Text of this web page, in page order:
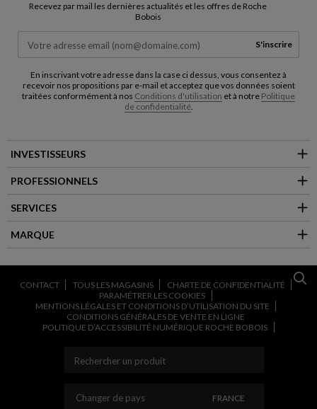
e
Recevez par mail les dernières actualités et les offres de Roche
Bobois
S'inscrire
En inscrivant votre adresse dans la case ci dessus, vous consentez à
recevoir nos propositions par e-mail et acceptez que vos données soient
traitées conformément à nos Conditions d'utilisation et à notre Politique
de confidentialité.
INVESTISSEURS
PROFESSIONNELS
SERVICES
MARQUE
CONTACT TOUS LES MAGASINS
CHARTE DE CONFIDENTIALITÉ
PARAMÉTRER LES COOKIES
MENTIONS LÉGALES ET CONDITIONS D’UTILISATION DU SITE
CONDITIONS GÉNÉRALES DE VENTE EN LIGNE
POLITIQUE D’ACCESSIBILITÉ NUMÉRIQUE ROCHE BOBOIS
Changer de pays CHANGER DE PAYS
FRANCE